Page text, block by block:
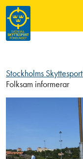
Stockholms
Folksam informerar